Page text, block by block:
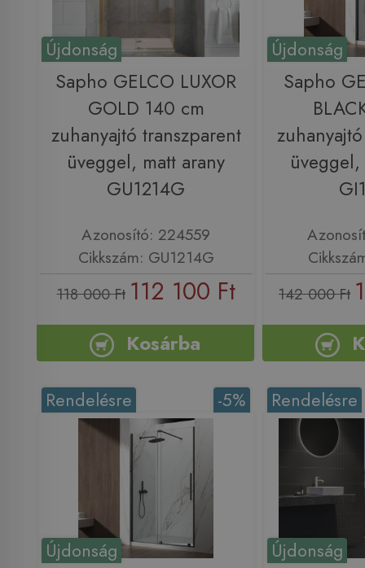
Újdonság
Sapho GELCO LUXOR
GOLD 140 cm
zuhanyajtó transzparent
üveggel, matt arany
GU1214G
Azonosító: 224559
Cikkszám: GU1214G
118 000 Ft 112 100 Ft
Kosárba
Újdonság
Sapho
142 000 Ft
Újdonság
-5%
Rendelésre
Újdonság
Rendelésre